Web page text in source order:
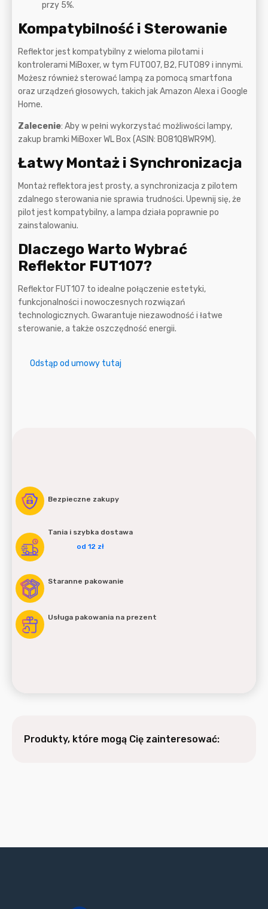
przy 5%.
Kompatybilność i Sterowanie
Reflektor jest kompatybilny z wieloma pilotami i
kontrolerami MiBoxer, w tym FUT007, B2, FUT089 i innymi.
Możesz również sterować lampą za pomocą smartfona
oraz urządzeń głosowych, takich jak Amazon Alexa i Google
Home.
Zalecenie: Aby w pełni wykorzystać możliwości lampy,
zakup bramki MiBoxer WL Box (ASIN: B081Q8WR9M).
Łatwy Montaż i Synchronizacja
Montaż reflektora jest prosty, a synchronizacja z pilotem
zdalnego sterowania nie sprawia trudności. Upewnij się, że
pilot jest kompatybilny, a lampa działa poprawnie po
zainstalowaniu.
Dlaczego Warto Wybrać
Reflektor FUT107?
Reflektor FUT107 to idealne połączenie estetyki,
funkcjonalności i nowoczesnych rozwiązań
technologicznych. Gwarantuje niezawodność i łatwe
sterowanie, a także oszczędność energii.
Odstąp od umowy tutaj
Bezpieczne zakupy
Tania i szybka dostawa
od 12 zł
Staranne pakowanie
Usługa pakowania na prezent
Produkty, które mogą Cię zainteresować: